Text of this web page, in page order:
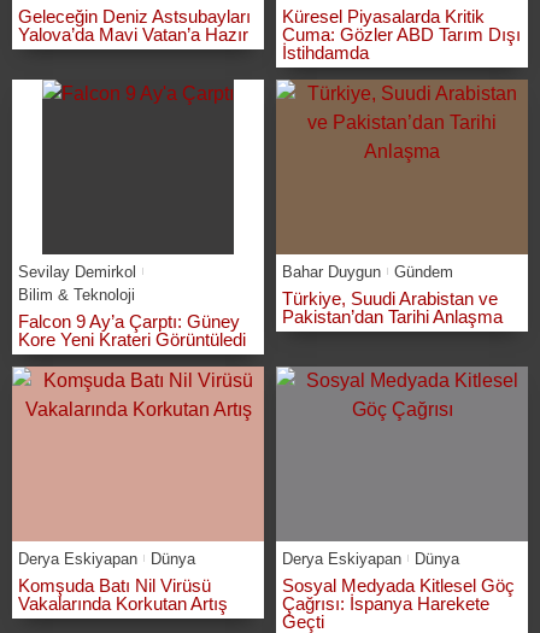
Geleceğin Deniz Astsubayları
Yalova’da Mavi Vatan’a Hazır
Küresel Piyasalarda Kritik
Cuma: Gözler ABD Tarım Dışı
İstihdamda
Sevilay Demirkol
Bilim & Teknoloji
Falcon 9 Ay’a Çarptı: Güney
Kore Yeni Krateri Görüntüledi
Bahar Duygun Gündem
Türkiye, Suudi Arabistan ve
Pakistan’dan Tarihi Anlaşma
Derya Eskiyapan Dünya
Komşuda Batı Nil Virüsü
Vakalarında Korkutan Artış
Derya Eskiyapan Dünya
Sosyal Medyada Kitlesel Göç
Çağrısı: İspanya Harekete
Geçti